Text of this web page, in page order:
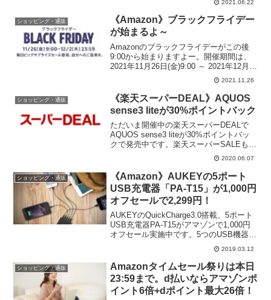
ディスプレイ 32GB ブラックfire TV st...
2021.06.22
ショッピング・通販
《Amazon》ブラックフライデー
が始まるよ～
Amazonのブラックフライデーがこの後
9:00から始まりますよー。開催期間は、
2021年11月26日(金)9:00 ～ 2021年12月2
日(木)23:59ポイントアップキャンペーン
は下記のページからエントリーしてくだ
さいね。>>Amaz...
2021.11.26
ショッピング・通販
《楽天スーパーDEAL》AQUOS
sense3 liteが30%ポイントバック
ただいま開催中の楽天スーパーDEALで
AQUOS sense3 liteが30%ポイントバッ
クで発売中です。楽天スーパーSALEも開
催中なので、さらにポイント上乗せ可能
ですね。↓楽天スーパーSALEのエントリ
ーはこちら↓SHARP AQUO...
2020.06.07
ショッピング・通販
《Amazon》AUKEYの5ポート
USB充電器「PA-T15」が1,000円
オフセールで2,299円！
AUKEYのQuickCharge3.0搭載、5ポート
USB充電器PA-T15がアマゾンで1,000円
オフセール実施中です。5つのUSB機器を
同時に急速充電ができちゃうスグレモノ
ですよ。セール期間は3/14までで500台限
定です。会計時にク...
2019.03.12
ショッピング・通販
Amazonタイムセール祭りは本日
23:59まで。d払いならアマゾンポ
イント6倍+dポイント最大26倍！